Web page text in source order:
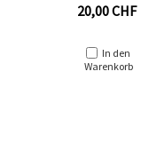
20,00 CHF
In den
Warenkorb